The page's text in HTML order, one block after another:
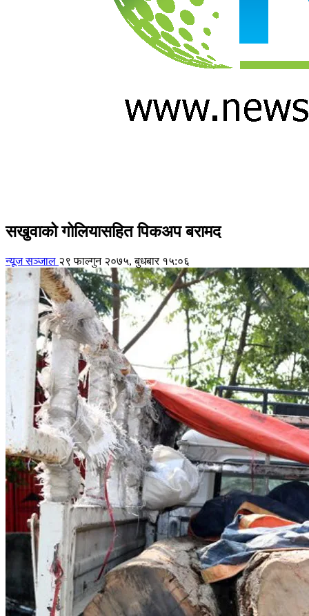
सखुवाको गोलियासहित पिकअप बरामद
न्यूज सञ्जाल २९ फाल्गुन २०७५, बुधबार १५:०६